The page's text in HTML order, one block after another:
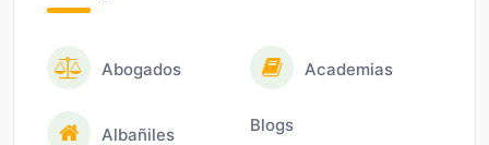
Abogados Academias
Albañiles Blogs